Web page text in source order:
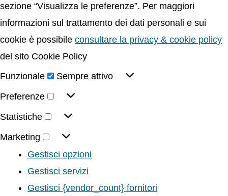
sezione “Visualizza le preferenze”. Per maggiori
informazioni sul trattamento dei dati personali e sui
cookie è possibile consultare la privacy & cookie policy
del sito Cookie Policy
Funzionale
Sempre attivo
Preferenze
Statistiche
Marketing
Gestisci opzioni
Gestisci servizi
Gestisci {vendor_count} fornitori